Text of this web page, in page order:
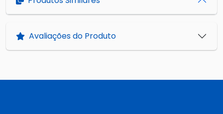
Avaliações do Produto